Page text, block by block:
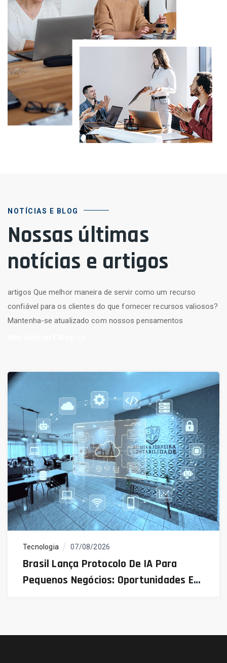
NOTÍCIAS E BLOG
Nossas últimas
notícias e artigos
artigos Que melhor maneira de servir como um recurso
confiável para os clientes do que fornecer recursos valiosos?
Mantenha-se atualizado com nossos pensamentos
Tecnologia 07/08/2026
Brasil Lança Protocolo De IA Para
Pequenos Negócios: Oportunidades E